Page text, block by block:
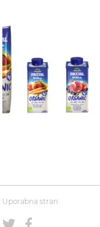
Uporabna stran